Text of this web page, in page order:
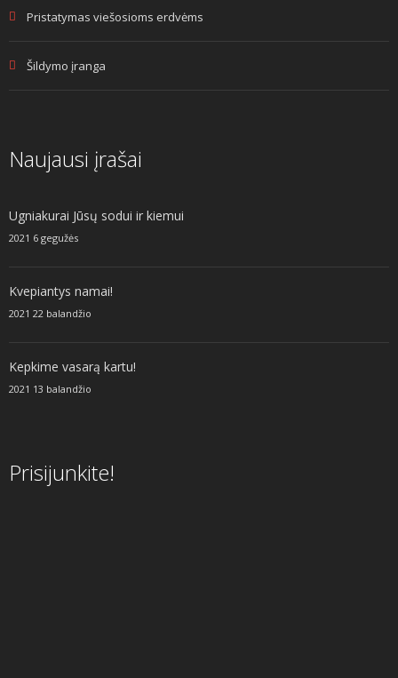
Pristatymas viešosioms erdvėms
Šildymo įranga
Naujausi įrašai
Ugniakurai Jūsų sodui ir kiemui
2021 6 gegužės
Kvepiantys namai!
2021 22 balandžio
Kepkime vasarą kartu!
2021 13 balandžio
Prisijunkite!